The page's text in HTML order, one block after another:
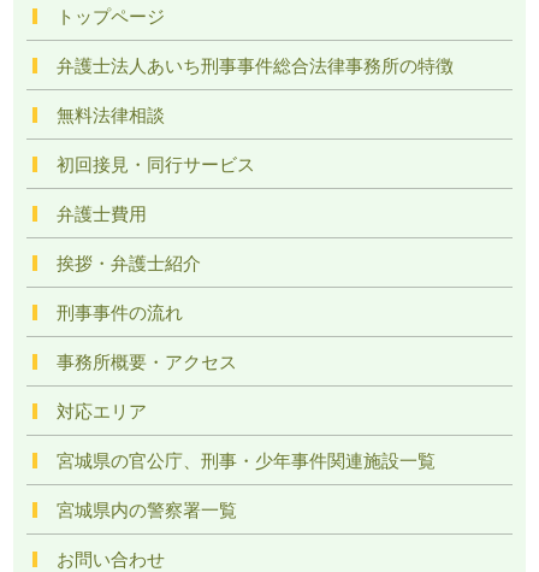
トップページ
弁護士法人あいち刑事事件総合法律事務所の特徴
無料法律相談
初回接見・同行サービス
弁護士費用
挨拶・弁護士紹介
刑事事件の流れ
事務所概要・アクセス
対応エリア
宮城県の官公庁、刑事・少年事件関連施設一覧
宮城県内の警察署一覧
お問い合わせ